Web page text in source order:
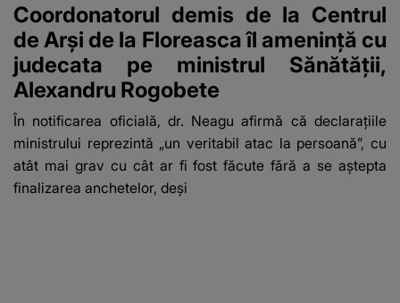
Coordonatorul demis de la Centrul
de Arși de la Floreasca îl amenință cu
judecata pe ministrul Sănătății,
Alexandru Rogobete
În notificarea oficială, dr. Neagu afirmă că declarațiile
ministrului reprezintă „un veritabil atac la persoană”, cu
atât mai grav cu cât ar fi fost făcute fără a se aștepta
finalizarea anchetelor, deși